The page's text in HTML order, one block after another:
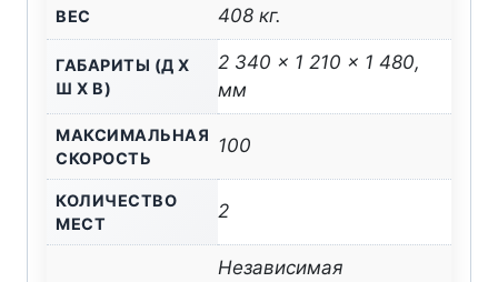
ВЕС 408 кг.
ГАБАРИТЫ (Д X
Ш X В)
2 340 x 1 210 x 1 480,
мм
МАКСИМАЛЬНАЯ
СКОРОСТЬ
100
КОЛИЧЕСТВО
МЕСТ
2
Независимая